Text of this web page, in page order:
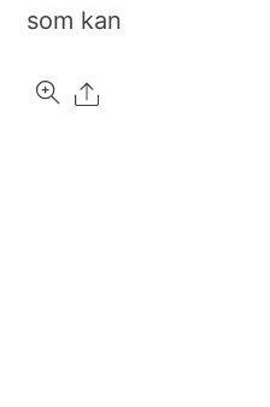
som kan
Share